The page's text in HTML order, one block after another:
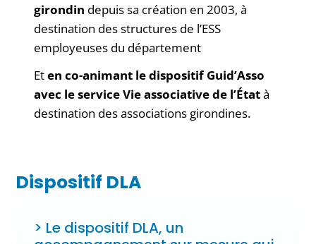
girondin depuis sa création en 2003, à
destination des structures de l’ESS
employeuses du département
Eten co-animant le dispositif Guid’Asso
avec le service Vie associative de l’Étatà
destination des associations girondines.
Dispositif DLA
> Le dispositif DLA, un